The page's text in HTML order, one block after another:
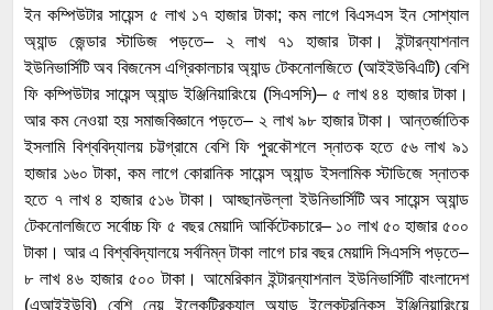
ইন কম্পিউটার সায়েন্স ৫ লাখ ১৭ হাজার টাকা; কম লাগে বিএসএস ইন সোশ্যাল
অ্যান্ড জেন্ডার স্টাডিজ পড়তে– ২ লাখ ৭১ হাজার টাকা। ইন্টারন্যাশনাল
ইউনিভার্সিটি অব বিজনেস এগ্রিকালচার অ্যান্ড টেকনোলজিতে (আইইউবিএটি) বেশি
ফি কম্পিউটার সায়েন্স অ্যান্ড ইঞ্জিনিয়ারিংয়ে (সিএসসি)– ৫ লাখ ৪৪ হাজার টাকা।
আর কম নেওয়া হয় সমাজবিজ্ঞানে পড়তে– ২ লাখ ৯৮ হাজার টাকা। আন্তর্জাতিক
ইসলামি বিশ্ববিদ্যালয় চট্টগ্রামে বেশি ফি পুরকৌশলে স্নাতক হতে ৫৬ লাখ ৯১
হাজার ১৬০ টাকা, কম লাগে কোরানিক সায়েন্স অ্যান্ড ইসলামিক স্টাডিজে স্নাতক
হতে ৭ লাখ ৪ হাজার ৫১৬ টাকা। আহ্ছানউল্লা ইউনিভার্সিটি অব সায়েন্স অ্যান্ড
টেকনোলজিতে সর্বোচ্চ ফি ৫ বছর মেয়াদি আর্কিটেকচারে– ১০ লাখ ৫০ হাজার ৫০০
টাকা। আর এ বিশ্ববিদ্যালয়ে সর্বনিম্ন টাকা লাগে চার বছর মেয়াদি সিএসসি পড়তে–
৮ লাখ ৪৬ হাজার ৫০০ টাকা। আমেরিকান ইন্টারন্যাশনাল ইউনিভার্সিটি বাংলাদেশ
(এআইইউবি) বেশি নেয় ইলেকট্রিক্যাল অ্যান্ড ইলেকট্রনিকস ইঞ্জিনিয়ারিংয়ে